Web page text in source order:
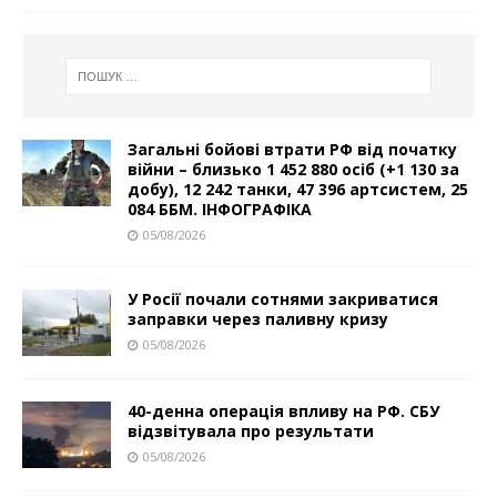
Загальні бойові втрати РФ від початку
війни – близько 1 452 880 осіб (+1 130 за
добу), 12 242 танки, 47 396 артсистем, 25
084 ББМ. ІНФОГРАФІКА
05/08/2026
У Росії почали сотнями закриватися
заправки через паливну кризу
05/08/2026
40-денна операція впливу на РФ. СБУ
відзвітувала про результати
05/08/2026